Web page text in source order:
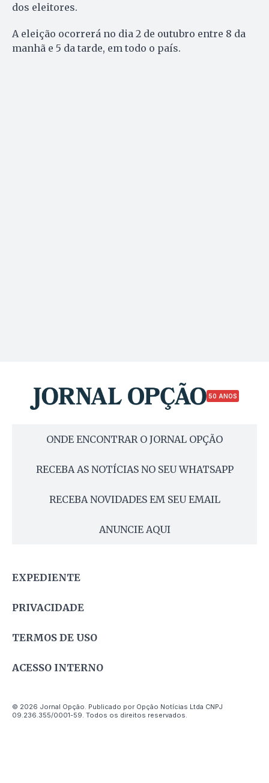
dos eleitores.
A eleição ocorrerá no dia 2 de outubro entre 8 da
manhã e 5 da tarde, em todo o país.
50 ANOS
ONDE ENCONTRAR O JORNAL OPÇÃO
RECEBA AS NOTÍCIAS NO SEU WHATSAPP
RECEBA NOVIDADES EM SEU EMAIL
ANUNCIE AQUI
EXPEDIENTE
PRIVACIDADE
TERMOS DE USO
ACESSO INTERNO
© 2026 Jornal Opção. Publicado por Opção Notícias Ltda CNPJ
09.236.355/0001-59. Todos os direitos reservados.